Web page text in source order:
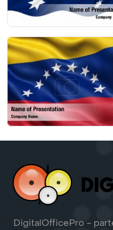
DigitalOfficePro -